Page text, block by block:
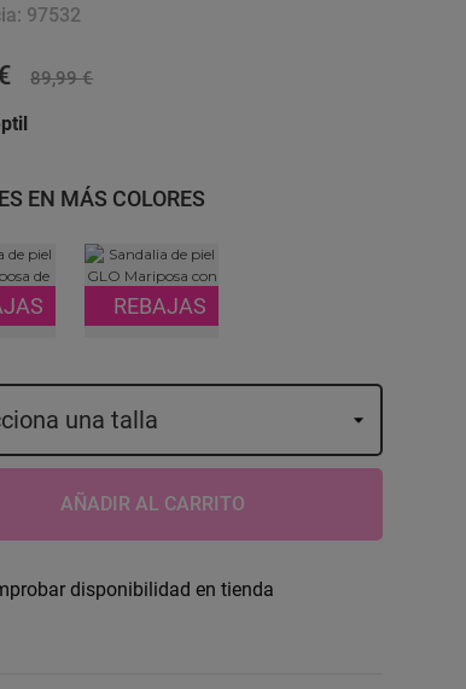
97532
89,99 €
EN MÁS COLORES
REBAJAS
AÑADIR AL CARRITO
disponibilidad en tienda